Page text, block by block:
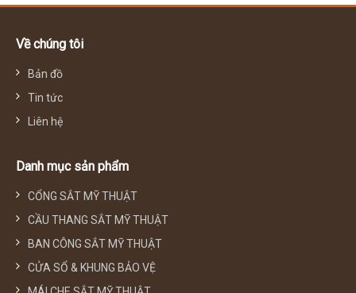
Về chúng tôi
Bản đồ
Tin tức
Liên hệ
Danh mục sản phẩm
CỔNG SẮT MỸ THUẬT
CẦU THANG SẮT MỸ THUẬT
BAN CÔNG SẮT MỸ THUẬT
CỬA SỔ & KHUNG BẢO VỆ